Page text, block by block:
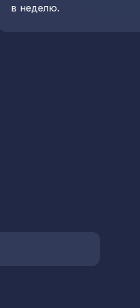
в неделю.